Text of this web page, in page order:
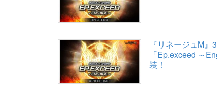
『リネージュM
「Ep.exceed ～
装！